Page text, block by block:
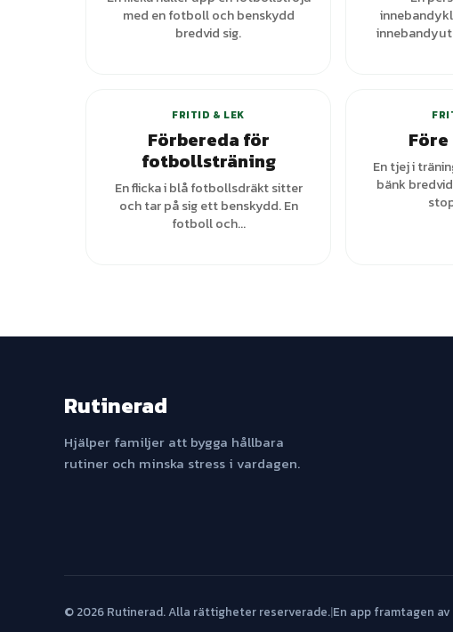
med en fotboll och benskydd
bredvid sig.
FRITID & LEK
Förbereda för
fotbollsträning
En flicka i blå fotbollsdräkt sitter
och tar på sig ett benskydd. En
fotboll och...
En tjej i
bänk
Rutinerad
Hjälper familjer att bygga hållbara
rutiner och minska stress i vardagen.
© 2026 Rutinerad. Alla rättigheter reserverade.|En app framtagen av